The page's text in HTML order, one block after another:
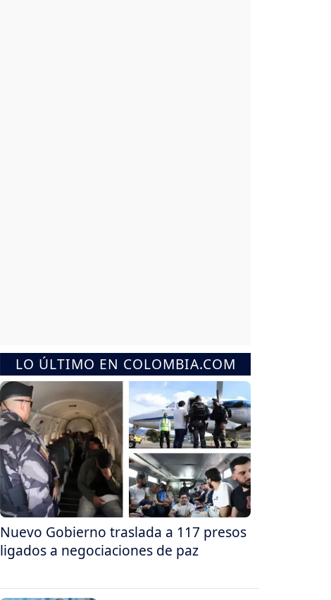
LO ÚLTIMO EN COLOMBIA.COM
Nuevo Gobierno traslada a 117 presos
ligados a negociaciones de paz